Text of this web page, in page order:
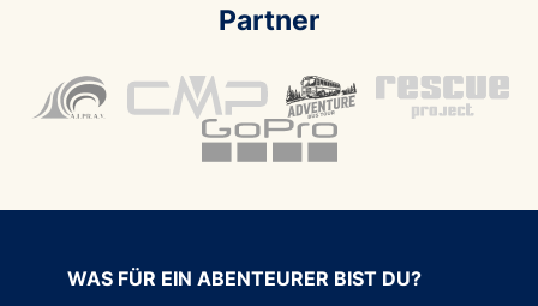
Partner
WAS FÜR EIN ABENTEURER BIST DU?